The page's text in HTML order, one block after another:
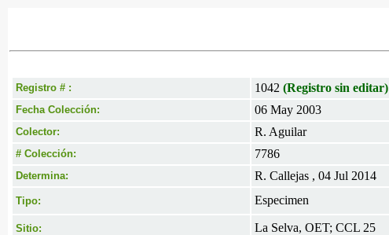
Registro # : 1042 (Registro sin editar)
Fecha Colección: 06 May 2003
Colector: R. Aguilar
# Colección: 7786
Determina: R. Callejas , 04 Jul 2014
Tipo: Especimen
Sitio: La Selva, OET; CCL 25